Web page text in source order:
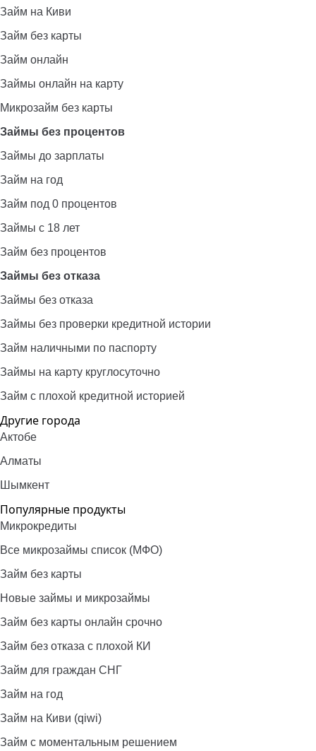
Займ на Киви
Займ без карты
Займ онлайн
Займы онлайн на карту
Микрозайм без карты
Займы без процентов
Займы до зарплаты
Займ на год
Займ под 0 процентов
Займы с 18 лет
Займ без процентов
Займы без отказа
Займы без отказа
Займы без проверки кредитной истории
Займ наличными по паспорту
Займы на карту круглосуточно
Займ с плохой кредитной историей
Другие города
Актобе
Алматы
Шымкент
Популярные продукты
Микрокредиты
Все микрозаймы список (МФО)
Займ без карты
Новые займы и микрозаймы
Займ без карты онлайн срочно
Займ без отказа с плохой КИ
Займ для граждан СНГ
Займ на год
Займ на Киви (qiwi)
Займ c моментальным решением